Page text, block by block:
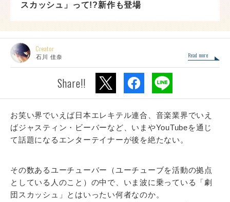
スカッシュ」って!?新作も登場
Creator
石川 佳奈 Read more
Share!!
お笑い界でいえば日本エレキテル連合、音楽業界でいえ
ばジャスティン・ビーバーなど、いまやYouTubeを通じ
て話題になるエンターテイナーが後を絶たない。
その数あるユーチューバー（ユーチューブを活動の拠点
としている人のこと）の中で、いま波に乗っている「劇
団スカッシュ」とはいったい何者なのか。